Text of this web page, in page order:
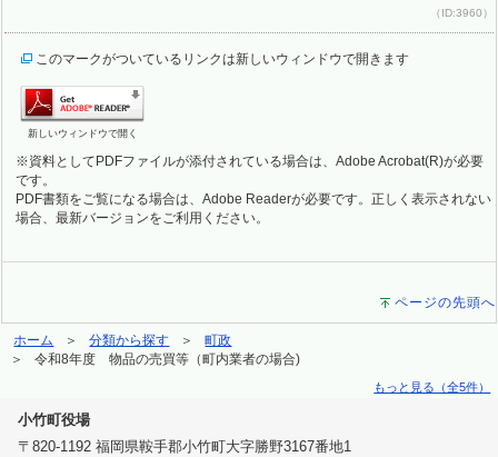
（ID:3960）
このマークがついているリンクは新しいウィンドウで開きます
新しいウィンドウで開く
※資料としてPDFファイルが添付されている場合は、Adobe Acrobat(R)が必要
です。
PDF書類をご覧になる場合は、Adobe Readerが必要です。正しく表示されない
場合、最新バージョンをご利用ください。
ページの先頭へ
ホーム 分類から探す
町政
令和8年度 物品の売買等（町内業者の場合)
もっと見る（全5件）
小竹町役場
〒820-1192 福岡県鞍手郡小竹町大字勝野3167番地1